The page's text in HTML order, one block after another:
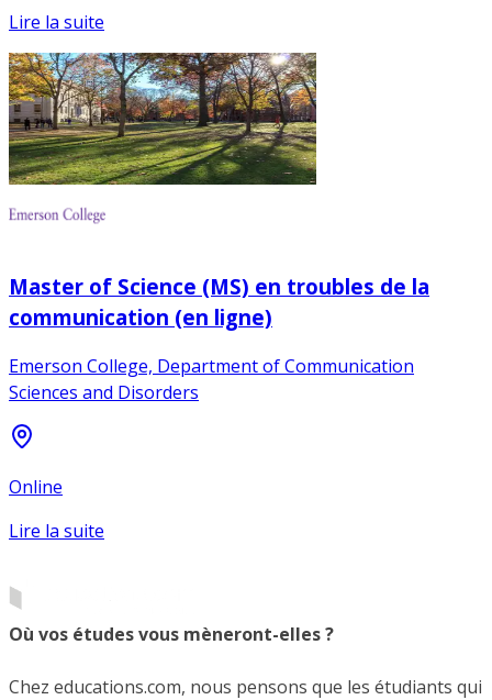
Lire la suite
Master of Science (MS) en troubles de la
communication (en ligne)
Emerson College, Department of Communication
Sciences and Disorders
Online
Lire la suite
Où vos études vous mèneront-elles ?
Chez educations.com, nous pensons que les étudiants qui